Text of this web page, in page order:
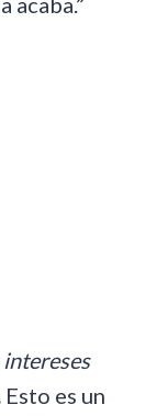
intereses
Esto es un